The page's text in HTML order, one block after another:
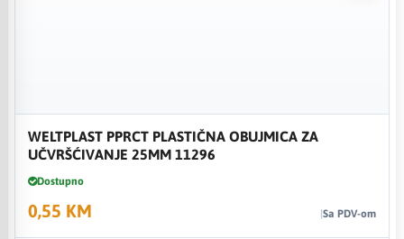
WELTPLAST PPRCT PLASTIČNA OBUJMICA ZA
UČVRŠĆIVANJE 25MM 11296
Dostupno
0,55 KM Sa PDV-om